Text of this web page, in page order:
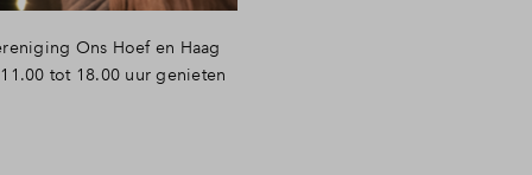
Ons Hoef en Haag
tot 18.00 uur genieten